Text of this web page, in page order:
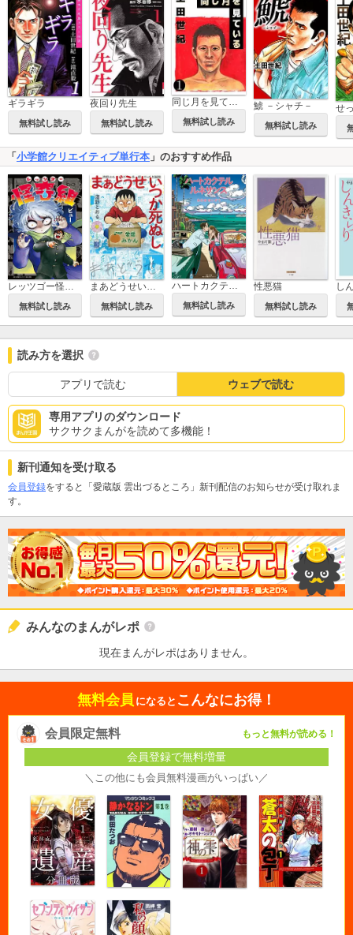
ギラギラ
無料試し読み
夜回り先生
無料試し読み
同じ月を見ている
無料試し読み
鯱 －シャチ－
無料試し読み
「 小学館クリエイティブ単行本 」のおすすめ作品
レッツゴー怪奇組
無料試し読み
まあどうせいつか死ぬし ～清野とおる不条理ギャグ短編集～
無料試し読み
ハートカクテル ルネサンス
無料試し読み
性悪猫
無料試し読み
し
読み方を選択
アプリで読む ウェブで読む
専用アプリのダウンロード
サクサクまんがを読めて多機能！
新刊通知を受け取る
会員登録をすると「愛蔵版 雲出づるところ」新刊配信のお知らせが受け取れま
す。
みんなのまんがレポ
現在まんがレポはありません。
無料会員 になると こんなにお得！
会員限定無料 もっと無料が読める！
会員登録で無料増量
＼この他にも会員無料漫画がいっぱい／